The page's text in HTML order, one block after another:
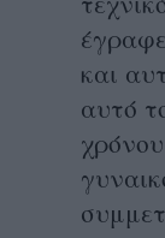
και
αυτό